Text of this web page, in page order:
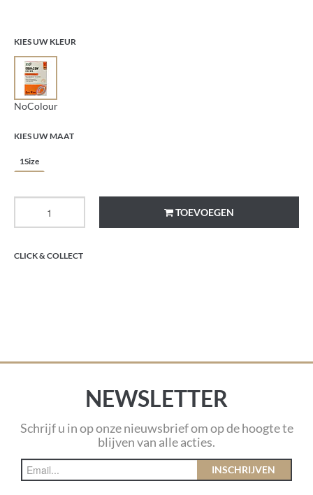
KIES UW KLEUR
NoColour
KIES UW MAAT
1Size
TOEVOEGEN
CLICK & COLLECT
NEWSLETTER
Schrijf u in op onze nieuwsbrief om op de hoogte te
blijven van alle acties.
INSCHRIJVEN